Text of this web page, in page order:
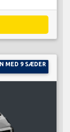
MED 9 SÆDER